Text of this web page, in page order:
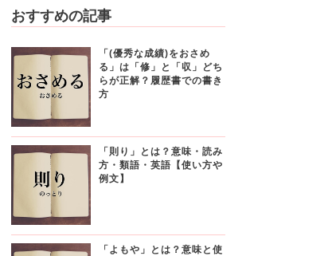
おすすめの記事
「(優秀な成績)をおさめ
る」は「修」と「収」どち
らが正解？履歴書での書き
方
「則り」とは？意味・読み
方・類語・英語【使い方や
例文】
「よもや」とは？意味と使